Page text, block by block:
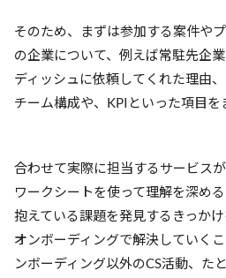
そのため、まずは参加する案件や
の企業について、例えば常駐先企
ディッシュに依頼してくれた理由
チーム構成や、KPIといった項目を
合わせて実際に担当するサービス
ワークシートを使って理解を深め
抱えている課題を発見するきっか
オンボーディングで解決していく
ンボーディング以外のCS活動、た